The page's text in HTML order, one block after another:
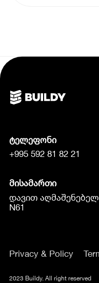
ტელეფონი
+995 592 81 82 21
მისამართი
დავით
N61
Privacy & Policy
2023 Buildy. All right reserved